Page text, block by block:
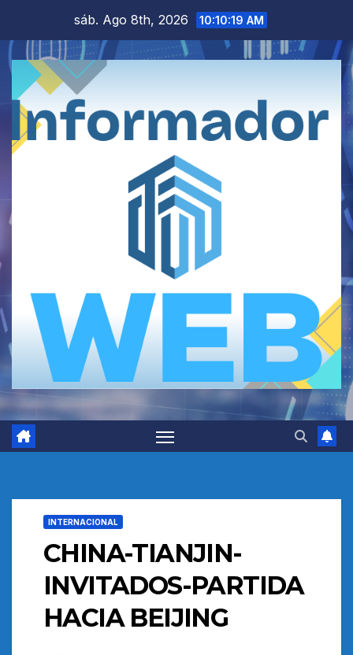
contenido
sáb. Ago 8th, 2026 10:10:20 AM
INTERNACIONAL
CHINA-TIANJIN-
INVITADOS-PARTIDA
HACIA BEIJING